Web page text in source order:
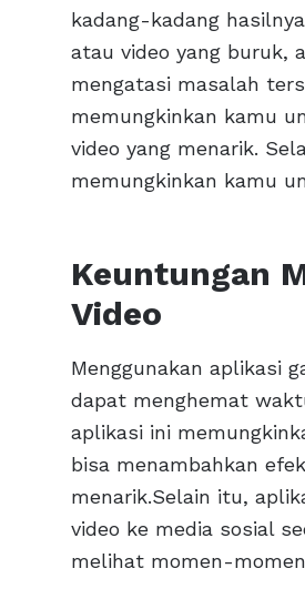
kadang-kadang
atau video yang buruk,
mengatasi masalah
memungkinkan kamu
video yang menarik.
memungkinkan kamu
Keuntungan
Video
Menggunakan aplikasi
dapat menghemat
aplikasi ini
bisa menambahkan
menarik.Selain itu,
video ke media sosial
melihat momen-